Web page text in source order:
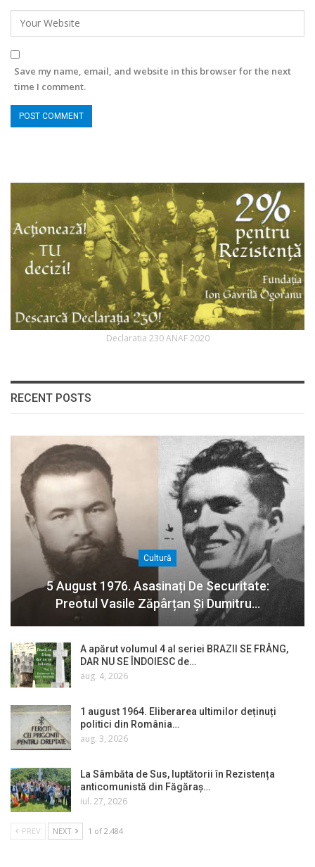
Save my name, email, and website in this browser for the next
time I comment.
Declaratia 230 ANAF 2020
RECENT POSTS
Cultură
5 August 1976. Asasinați De Securitate:
Preotul Vasile Zăpârțan Și Dumitru…
A apărut volumul 4 al seriei BRAZII SE FRÂNG,
DAR NU SE ÎNDOIESC de…
aug. 4, 2026
1 august 1964. Eliberarea ultimilor deținuți
politici din România…
aug. 3, 2026
La Sâmbăta de Sus, luptătorii în Rezistența
anticomunistă din Făgăraș…
iul. 27, 2026
PREV NEXT 1 of 2.484